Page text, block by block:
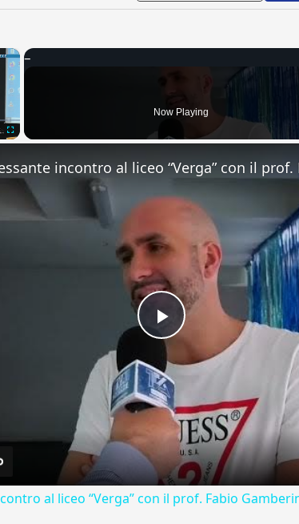
×
Now Playing
Play
Video
al liceo “Verga” con il prof. Fabio